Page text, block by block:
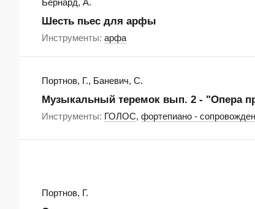
Бернард, А.
Шесть пьес для арфы
Инструменты: арфа
Портнов, Г., Баневич, С.
Музыкальный теремок вып. 2 - "Опера
Инструменты: ГОЛОС, фортепиано -
Портнов, Г.